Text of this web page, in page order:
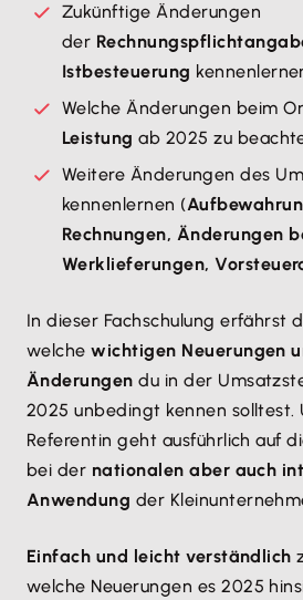
Zukünftige Änderungen
der
Istbesteuerung
Welche Änderungen beim
Leistung ab 2025 zu
Weitere Änderungen des
kennenlernen (
Rechnungen, Änderungen
Werklieferungen,
In dieser Fachschulung erfährst
welchewichtigen Neuerungen
Änderungen du in der
2025 unbedingt kennen solltest.
Referentin geht ausführlich auf
bei der nationalen aber auch
Anwendung der
Einfach und leicht verständlich
welche Neuerungen es 2025